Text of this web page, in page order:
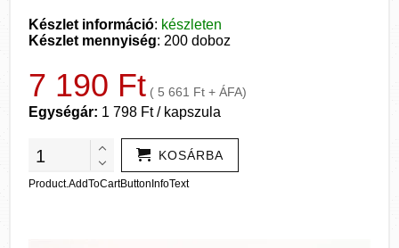
Készlet információ: készleten
Készlet mennyiség: 200 doboz
7 190 Ft ( 5 661 Ft + ÁFA)
Egységár: 1 798 Ft / kapszula
KOSÁRBA
Product.AddToCartButtonInfoText